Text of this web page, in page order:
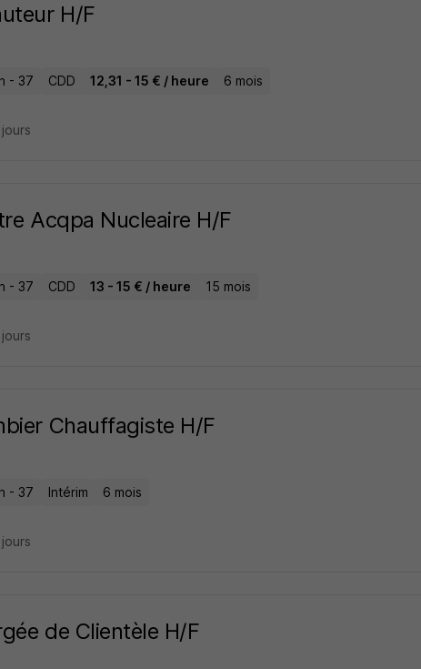
H/F
- 37 CDD 12,31 - 15 € / heure 6 mois
Acqpa Nucleaire H/F
- 37 CDD 13 - 15 € / heure 15 mois
Chauffagiste H/F
- 37 Intérim 6 mois
de Clientèle H/F